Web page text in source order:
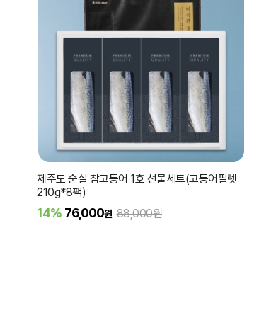
제주도 순살 참고등어 1호 선물세트(고등어필렛
210g*8팩)
14% 76,000원 88,000원